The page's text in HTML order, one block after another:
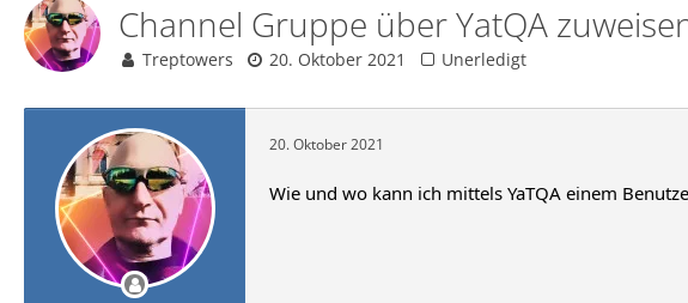
Channel Gruppe über YatQA
Treptowers 20. Oktober 2021 Unerledigt
20. Oktober 2021
Wie und wo kann ich mittels YaTQA einem